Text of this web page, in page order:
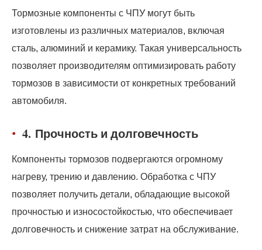
Тормозные компоненты с ЧПУ могут быть
изготовлены из различных материалов, включая
сталь, алюминий и керамику. Такая универсальность
позволяет производителям оптимизировать работу
тормозов в зависимости от конкретных требований
автомобиля.
4. Прочность и долговечность
Компоненты тормозов подвергаются огромному
нагреву, трению и давлению. Обработка с ЧПУ
позволяет получить детали, обладающие высокой
прочностью и износостойкостью, что обеспечивает
долговечность и снижение затрат на обслуживание.